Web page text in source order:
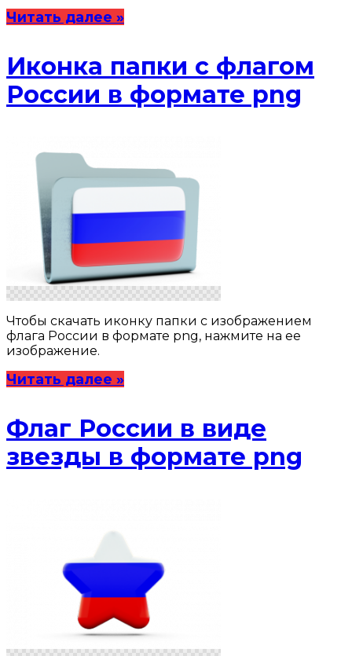
Читать далее »
Иконка папки с флагом
России в формате png
Чтобы скачать иконку папки с изображением
флага России в формате png, нажмите на ее
изображение.
Читать далее »
Флаг России в виде
звезды в формате png